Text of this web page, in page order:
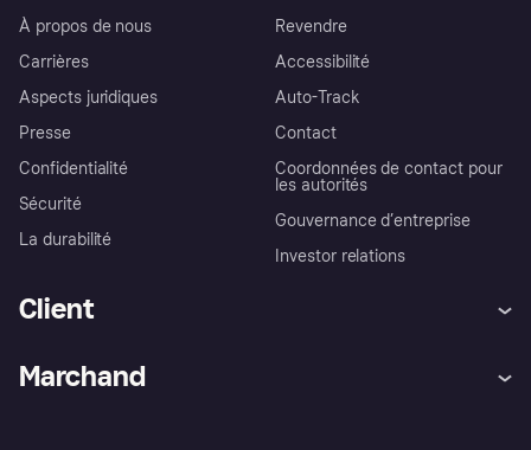
À propos de nous
Carrières
Aspects juridiques
Presse
Confidentialité
Sécurité
La durabilité
Revendre
Accessibilité
Auto-Track
Contact
Coordonnées de contact pour
les autorités
Gouvernance d’entreprise
Investor relations
Client
Marchand